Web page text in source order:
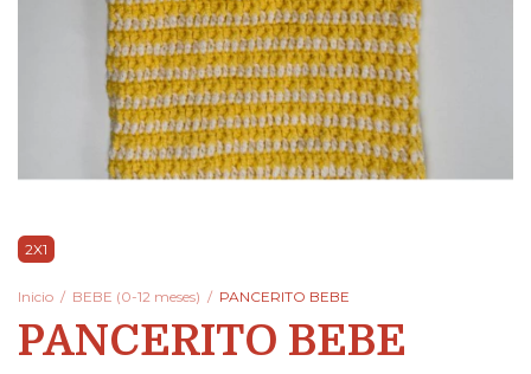
2X1
Inicio / BEBE (0-12 meses) / PANCERITO BEBE
PANCERITO BEBE